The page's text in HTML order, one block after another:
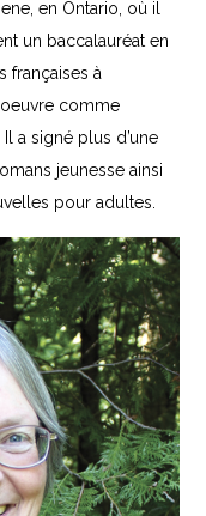
en Ontario, où il
un baccalauréat en
françaises à
oeuvre comme
a signé plus d’une
jeunesse ainsi
pour adultes.